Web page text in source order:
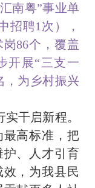
南粤”事业单
招聘1次），
86个，覆盖
开展“三支一
，为乡村振兴
干启新程。
高标准，把
、人才引育
，为我县民